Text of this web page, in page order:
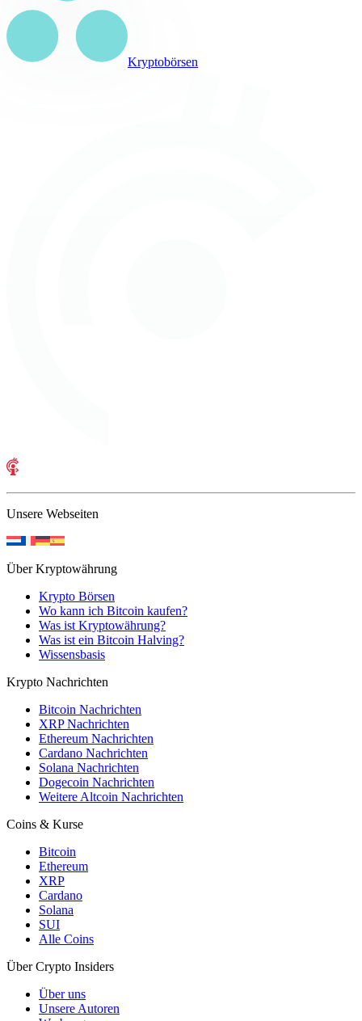
Kryptobörsen
Unsere Webseiten
Über Kryptowährung
Krypto Börsen
Wo kann ich Bitcoin kaufen?
Was ist Kryptowährung?
Was ist ein Bitcoin Halving?
Wissensbasis
Krypto Nachrichten
Bitcoin Nachrichten
XRP Nachrichten
Ethereum Nachrichten
Cardano Nachrichten
Solana Nachrichten
Dogecoin Nachrichten
Weitere Altcoin Nachrichten
Coins & Kurse
Bitcoin
Ethereum
XRP
Cardano
Solana
SUI
Alle Coins
Über Crypto Insiders
Über uns
Unsere Autoren